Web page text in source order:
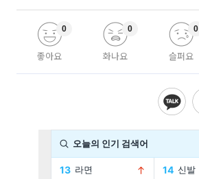
좋아요
0
화나요
0
슬퍼요
0